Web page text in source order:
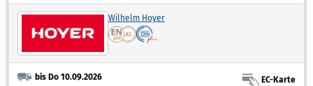
Wilhelm Hoyer
bis Do 10.09.2026
EC-Karte